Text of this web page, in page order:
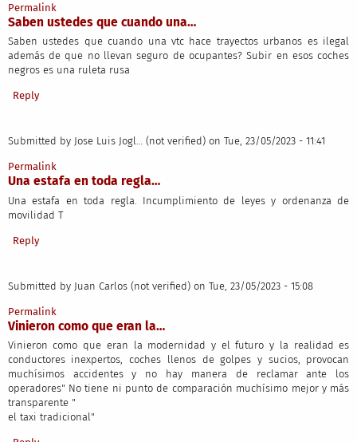
Permalink
Saben ustedes que cuando una…
Saben ustedes que cuando una vtc hace trayectos urbanos es ilegal
además de que no llevan seguro de ocupantes? Subir en esos coches
negros es una ruleta rusa
Reply
Submitted by Jose Luis Jogl… (not verified) on Tue, 23/05/2023 - 11:41
Permalink
Una estafa en toda regla…
Una estafa en toda regla. Incumplimiento de leyes y ordenanza de
movilidad T
Reply
Submitted by Juan Carlos (not verified) on Tue, 23/05/2023 - 15:08
Permalink
Vinieron como que eran la…
Vinieron como que eran la modernidad y el futuro y la realidad es
conductores inexpertos, coches llenos de golpes y sucios, provocan
muchísimos accidentes y no hay manera de reclamar ante los
operadores" No tiene ni punto de comparación muchísimo mejor y más
transparente "
el taxi tradicional"